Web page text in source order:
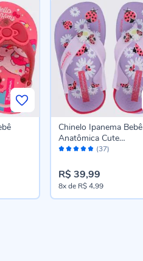
Avaliação: (37)
Chinelo Ipanema Bebê
Anatômica Cute
Lilas/Lilas/Rosa
R$ 39,99
8xde R$ 4,99